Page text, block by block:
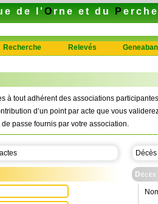
de l' O rne et du P erche
Recherche Relevés
à tout adhérent des associations
d’un point par acte que vous
passe fournis par votre association.
actes Décès
Décès